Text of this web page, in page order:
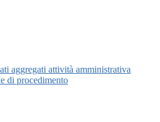
aggregati attività amministrativa
di procedimento